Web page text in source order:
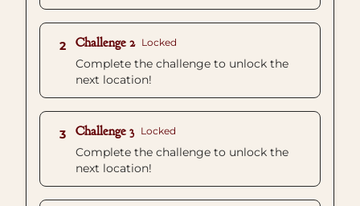
2 Challenge 2 Locked
Complete the challenge to unlock the
next location!
3 Challenge 3 Locked
Complete the challenge to unlock the
next location!